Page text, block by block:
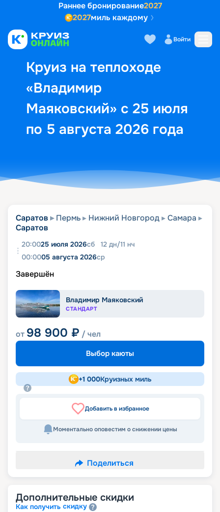
Раннее бронирование2027
2027миль каждому
Войти
Круиз на теплоходе
«Владимир
Маяковский» с 25 июля
по 5 августа 2026 года
Выбор кают Маршрут и
Саратов Пермь Нижний Новгород
Самара
Саратов
20:0025 июля 2026сб 12 дн/11 нч
00:0005 августа 2026ср
Завершён
Владимир Маяковский
СТАНДАРТ
от 98 900 ₽ / чел
Выбор каюты
+1 000Круизных миль
Добавить в избранное
Моментально оповестим о снижении цены
Поделиться
Дополнительные скидки
Как получить скидку